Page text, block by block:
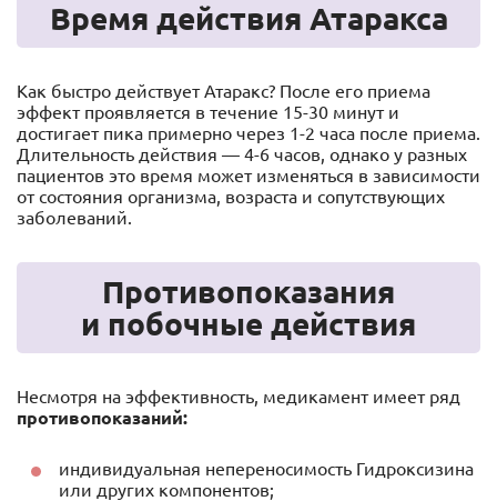
Время действия Атаракса
Как быстро действует Атаракс? После его приема
эффект проявляется в течение 15-30 минут и
достигает пика примерно через 1-2 часа после приема.
Длительность действия — 4-6 часов, однако у разных
пациентов это время может изменяться в зависимости
от состояния организма, возраста и сопутствующих
заболеваний.
Противопоказания
и побочные действия
Несмотря на эффективность, медикамент имеет ряд
противопоказаний:
индивидуальная непереносимость Гидроксизина
или других компонентов;